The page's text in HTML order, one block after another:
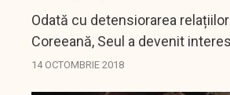
Odată cu detensiorarea
Coreeană, Seul a devenit
fabuloasele resurse minerale
14 OCTOMBRIE 2018